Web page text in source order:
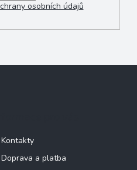
osobních údajů
Kontakty
Doprava a platba